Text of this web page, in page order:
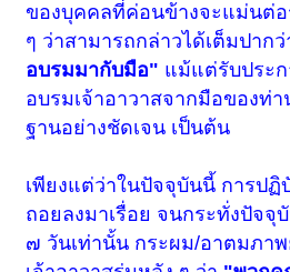
ของบุคคลที่ค่อนข้างจะแม่นต่อ
ๆ ว่าสามารถกล่าวได้เต็มปากว่
อบรมมากับมือ" แม้แต่รับประ
อบรมเจ้าอาวาสจากมือของท่
ฐานอย่างชัดเจน เป็นต้น
เพียงแต่ว่าในปัจจุบันนี้ การป
ถอยลงมาเรื่อย จนกระทั่งปัจจุ
๗ วันเท่านั้น กระผม/อาตมภา